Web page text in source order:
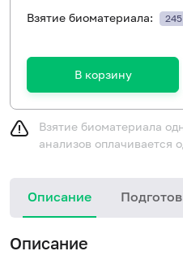
Взятие биоматериала:
В корзину
Взятие биоматериала
анализов оплачивается
Описание
Описание